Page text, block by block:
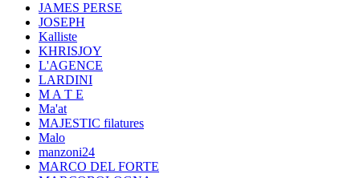
JAMES PERSE
JOSEPH
Kalliste
KHRISJOY
L'AGENCE
LARDINI
M A T E
Ma'at
MAJESTIC filatures
Malo
manzoni24
MARCO DEL FORTE